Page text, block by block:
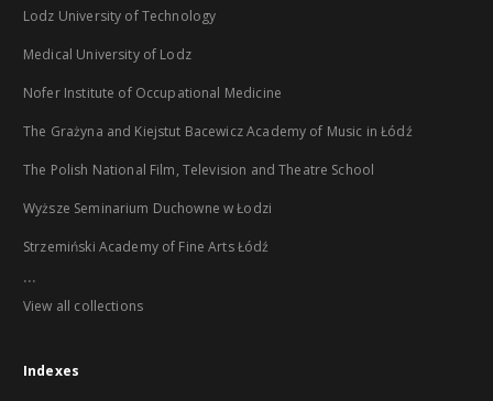
Lodz University of Technology
Medical University of Lodz
Nofer Institute of Occupational Medicine
The Grażyna and Kiejstut Bacewicz Academy of Music in Łódź
The Polish National Film, Television and Theatre School
Wyższe Seminarium Duchowne w Łodzi
Strzemiński Academy of Fine Arts Łódź
...
View all collections
Indexes